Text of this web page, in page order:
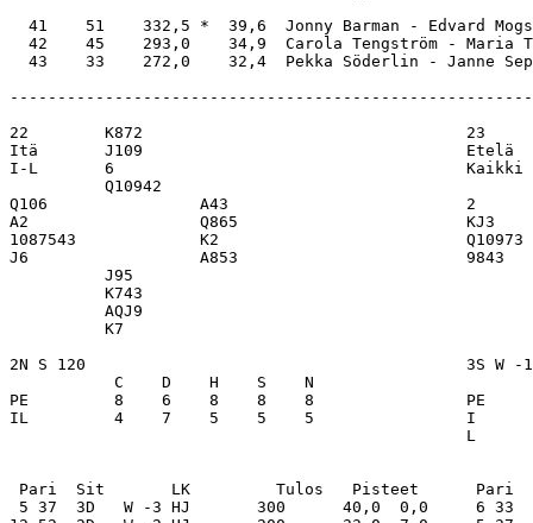
41    51    332,5 *  39,6  Jonny Barman -
42    45    293,0    34,9  Carola Tengström